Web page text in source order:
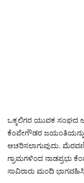
ಒಕ್ಕಲಿಗರ ಯುವಕ ಸಂಘದ
ಕೆಂಪೇಗೌಡರ ಜಯಂತಿಯನ್ನು
ಆಚರಿಸಲಾಗುವುದು.
ಗ್ರಾಮಗಳಿಂದ ನಾಡಪ್ರಭು
ಸಾವಿರಾರು ಮಂದಿ